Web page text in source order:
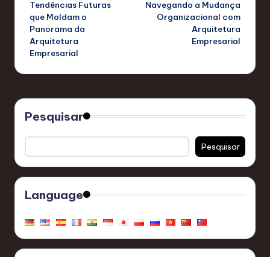
navigation
Tendências Futuras
que Moldam o
Panorama da
Arquitetura
Empresarial
Navegando a Mudança
Organizacional com
Arquitetura
Empresarial
Pesquisar
Pesquisar
Language